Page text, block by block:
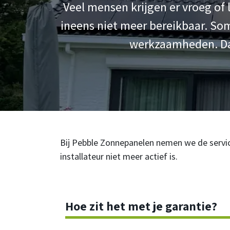
Veel mensen krijgen er vroeg
ineens niet meer bereikbaar.
werkzaamheden.
Bij Pebble Zonnepanelen nemen we de
installateur niet meer actief is.
Hoe zit het met je garantie?